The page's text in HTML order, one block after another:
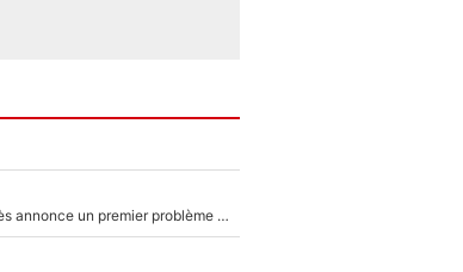
Michael Olise : Pierre Ménès annonce un premier problème pour Zinedine Zidane en équipe de France